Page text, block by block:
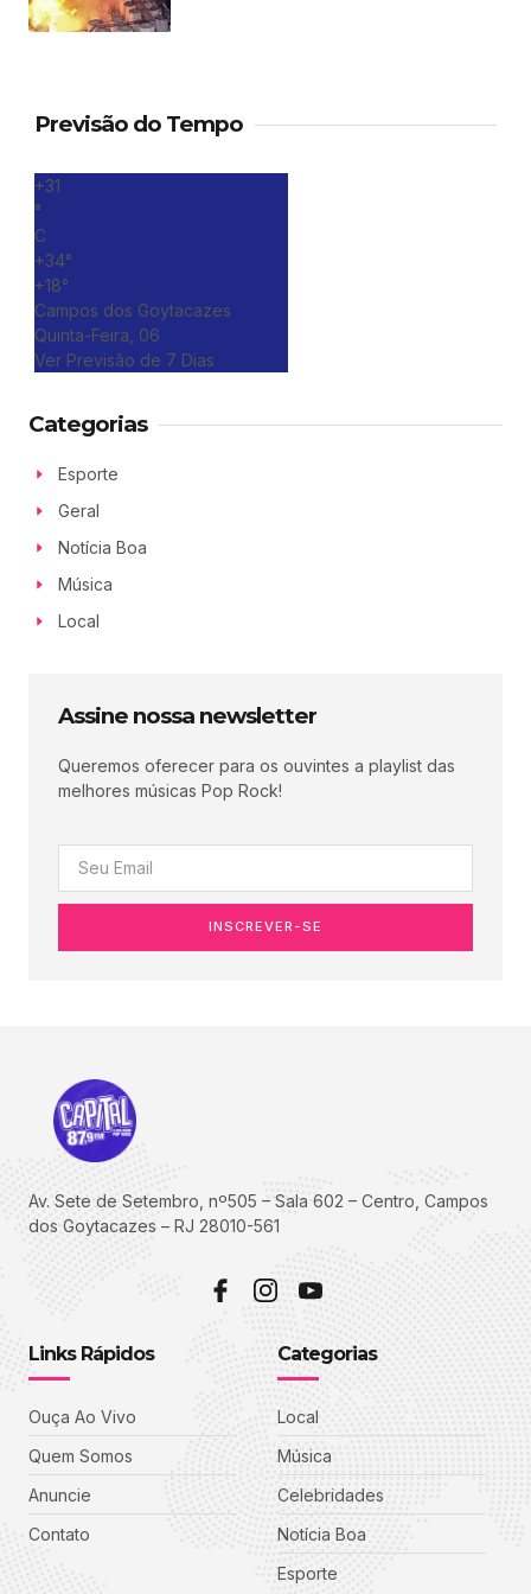
Previsão do Tempo
+31
°
C
+34°
+18°
Campos dos Goytacazes
Quinta-Feira, 06
Ver Previsão de 7 Dias
Categorias
Esporte
Geral
Notícia Boa
Música
Local
Assine nossa newsletter
Queremos oferecer para os ouvintes a playlist das
melhores músicas Pop Rock!
INSCREVER-SE
Av. Sete de Setembro, nº505 – Sala 602 – Centro, Campos
dos Goytacazes – RJ 28010-561
Links Rápidos
Ouça Ao Vivo
Quem Somos
Anuncie
Contato
Categorias
Local
Música
Celebridades
Notícia Boa
Esporte